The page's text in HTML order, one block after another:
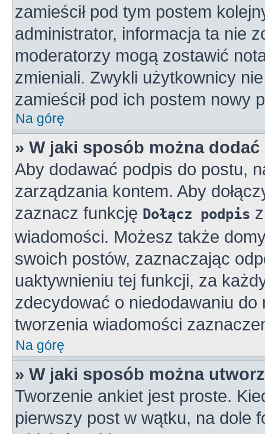
zamieścił pod tym postem
administrator, informacja ta nie
moderatorzy mogą zostawić
zmieniali. Zwykli użytkownicy
zamieścił pod ich postem nowy
Na górę
» W jaki sposób można
Aby dodawać podpis do postu,
zarządzania kontem. Aby
zaznacz funkcję Dołącz podpis
wiadomości. Możesz także
swoich postów, zaznaczając
uaktywnieniu tej funkcji, za
zdecydować o niedodawaniu
tworzenia wiadomości
Na górę
» W jaki sposób można
Tworzenie ankiet jest proste.
pierwszy post w wątku, na dole